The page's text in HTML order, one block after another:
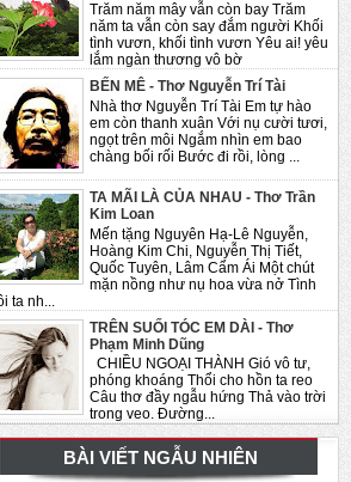
Trăm năm mây vẫn còn bay Trăm
năm ta vẫn còn say đắm người Khối
tình vươn, khối tình vươn Yêu ai! yêu
lắm ngàn thương vô bờ
BẾN MÊ - Thơ Nguyễn Trí Tài
Nhà thơ Nguyễn Trí Tài Em tự hào
em còn thanh xuân Với nụ cười tươi,
ngọt trên môi Ngắm nhìn em bao
chàng bối rối Bước đi rồi, lòng ...
TA MÃI LÀ CỦA NHAU - Thơ Trần
Kim Loan
Mến tặng Nguyên Hạ-Lê Nguyễn,
Hoàng Kim Chi, Nguyễn Thị Tiết,
Quốc Tuyên, Lâm Cẩm Ái Một chút
mặn nồng như nụ hoa vừa nở Tình
ta nh...
TRÊN SUỐI TÓC EM DÀI - Thơ
Phạm Minh Dũng
CHIỀU NGOẠI THÀNH Gió vô tư,
phóng khoáng Thổi cho hồn ta reo
Câu thơ đầy ngẫu hứng Thả vào trời
trong veo. Đường...
BÀI VIẾT NGẪU NHIÊN